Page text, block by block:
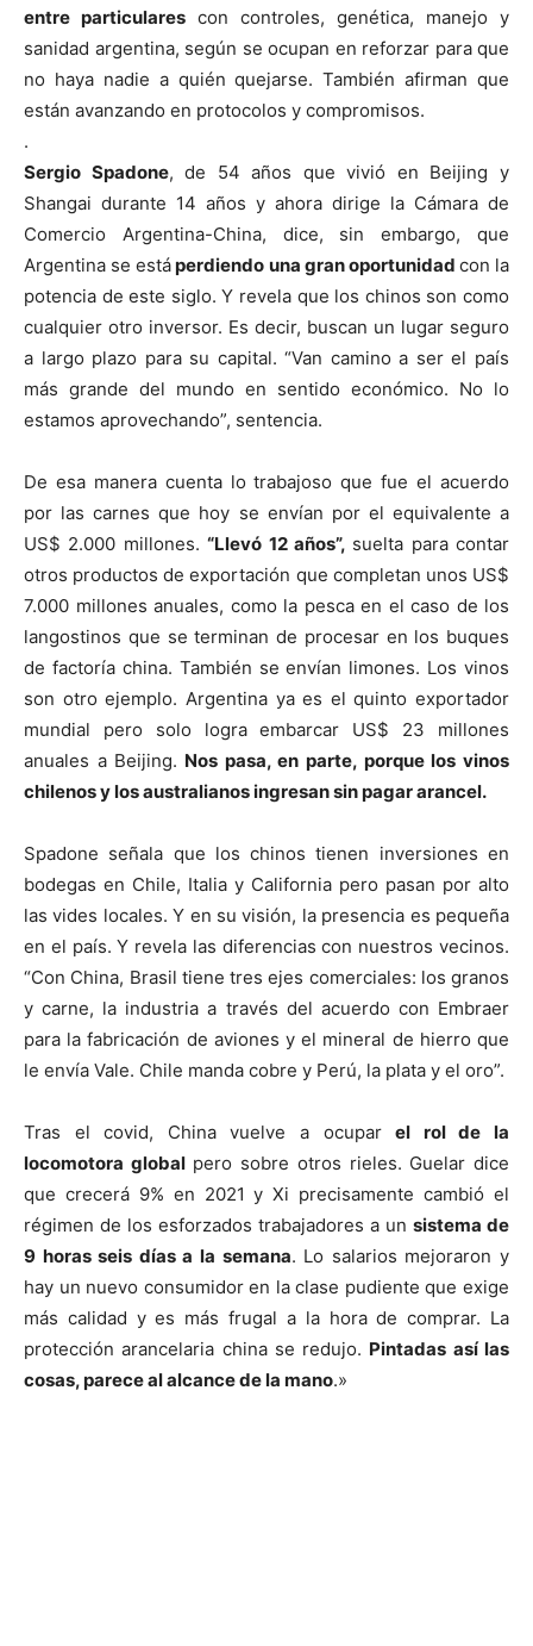
entre particulares con controles, genética, manejo y
sanidad argentina, según se ocupan en reforzar para que
no haya nadie a quién quejarse. También afirman que
están avanzando en protocolos y compromisos.
.
Sergio Spadone, de 54 años que vivió en Beijing y
Shangai durante 14 años y ahora dirige la Cámara de
Comercio Argentina-China, dice, sin embargo, que
Argentina se estáperdiendo una gran oportunidad con la
potencia de este siglo. Y revela que los chinos son como
cualquier otro inversor. Es decir, buscan un lugar seguro
a largo plazo para su capital. “Van camino a ser el país
más grande del mundo en sentido económico. No lo
estamos aprovechando”, sentencia.
De esa manera cuenta lo trabajoso que fue el acuerdo
por las carnes que hoy se envían por el equivalente a
US$ 2.000 millones.“Llevó 12 años”, suelta para contar
otros productos de exportación que completan unos US$
7.000 millones anuales, como la pesca en el caso de los
langostinos que se terminan de procesar en los buques
de factoría china. También se envían limones. Los vinos
son otro ejemplo. Argentina ya es el quinto exportador
mundial pero solo logra embarcar US$ 23 millones
anuales a Beijing. Nos pasa, en parte, porque los vinos
chilenos y los australianos ingresan sin pagar arancel.
Spadone señala que los chinos tienen inversiones en
bodegas en Chile, Italia y California pero pasan por alto
las vides locales. Y en su visión, la presencia es pequeña
en el país. Y revela las diferencias con nuestros vecinos.
“Con China, Brasil tiene tres ejes comerciales: los granos
y carne, la industria a través del acuerdo con Embraer
para la fabricación de aviones y el mineral de hierro que
le envía Vale. Chile manda cobre y Perú, la plata y el oro”.
Tras el covid, China vuelve a ocuparel rol de la
locomotora globalpero sobre otros rieles. Guelar dice
que crecerá 9% en 2021 y Xi precisamente cambió el
régimen de los esforzados trabajadores a un sistema de
9 horas seis días a la semana. Lo salarios mejoraron y
hay un nuevo consumidor en la clase pudiente que exige
más calidad y es más frugal a la hora de comprar. La
protección arancelaria china se redujo. Pintadas así las
cosas, parece al alcance de la mano.»